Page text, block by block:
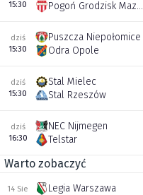
15:30
Pogoń Grodzisk Mazowiecki
dziś
15:30
Puszcza Niepołomice
Odra Opole
dziś
15:30
Stal Mielec
Stal Rzeszów
dziś
16:30
NEC Nijmegen
Telstar
Warto zobaczyć
14 Sie
Legia Warszawa